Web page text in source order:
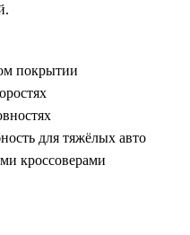
покрытии
для тяжёлых авто
кроссоверами